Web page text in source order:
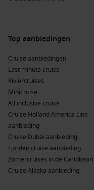
Top aanbiedingen
Cruise aanbiedingen
Last minute cruise
Riviercruises
Minicruise
All inclusive cruise
Cruise Holland America Line
aanbieding
Cruise Dubai aanbieding
Fjorden cruise aanbieding
Zomercruises in de Caribbean
Cruise Alaska aanbieding